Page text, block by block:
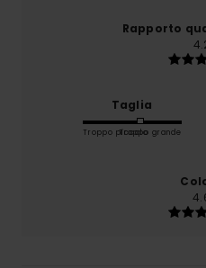
Rapporto
Taglia
Troppo piccoloTroppo grande